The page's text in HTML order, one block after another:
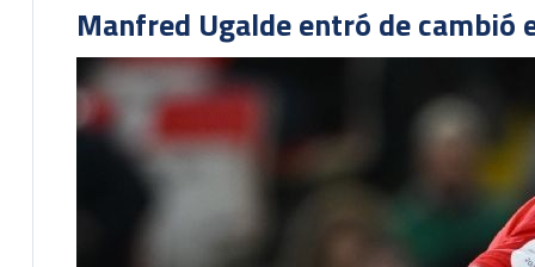
Manfred Ugalde entró de cambió